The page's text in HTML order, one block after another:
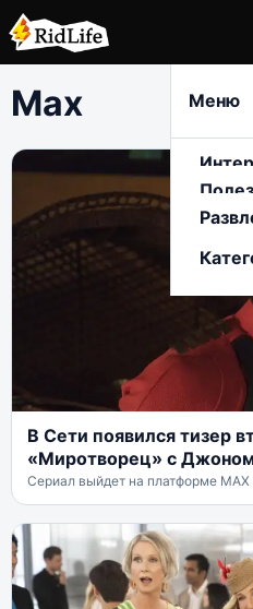
Меню
Max
В Сети появился тизер
«Миротворец» с
Сериал выйдет на платформе MAX